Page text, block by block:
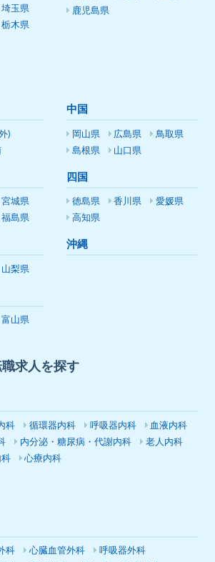
埼玉県
栃木県
鹿児島県
)
宮城県
福島県
山梨県
富山県
中国
岡山県 広島県
鳥取県
島根県
山口県
四国
徳島県 香川県
愛媛県
高知県
沖縄
求人を探す
科 循環器内科 呼吸器内科
血液内科
内分泌・糖尿病・代謝内科
老人内科
科
心療内科
科 心臓血管外科
呼吸器外科